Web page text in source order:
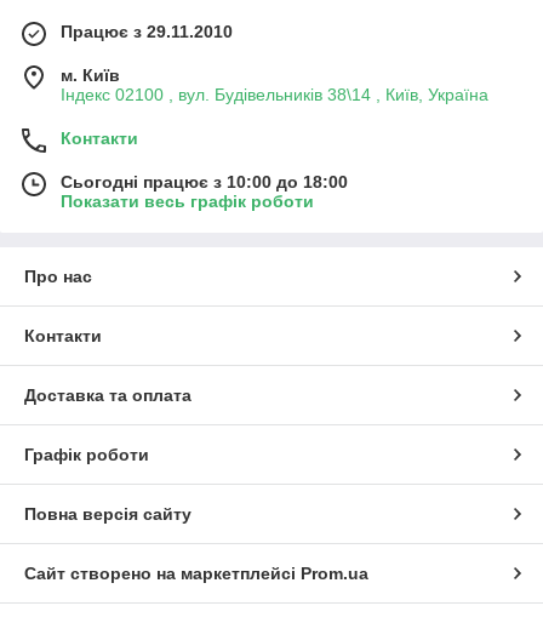
Працює з 29.11.2010
м. Київ
Індекс 02100 , вул. Будівельників 38\14 , Київ, Україна
Контакти
Сьогодні працює з 10:00 до 18:00
Показати весь графік роботи
Про нас
Контакти
Доставка та оплата
Графік роботи
Повна версія сайту
Сайт створено на маркетплейсі Prom.ua